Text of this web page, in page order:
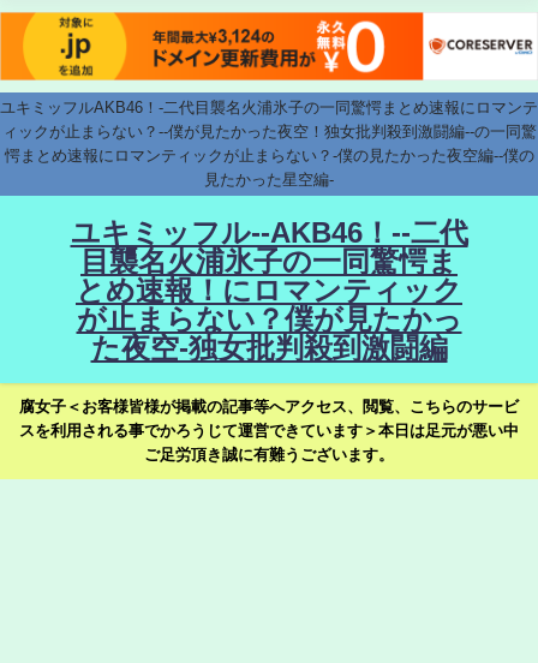
ユキミッフルAKB46！-二代目襲名火浦氷子の一同驚愕まとめ速報にロマンテ
ィックが止まらない？--僕が見たかった夜空！独女批判殺到激闘編--の一同驚
愕まとめ速報にロマンティックが止まらない？-僕の見たかった夜空編--僕の
見たかった星空編-
ユキミッフル--AKB46！--二代
目襲名火浦氷子の一同驚愕ま
とめ速報！にロマンティック
が止まらない？僕が見たかっ
た夜空-独女批判殺到激闘編
腐女子＜お客様皆様が掲載の記事等へアクセス、閲覧、こちらのサービ
スを利用される事でかろうじて運営できています＞本日は足元が悪い中
ご足労頂き誠に有難うございます。